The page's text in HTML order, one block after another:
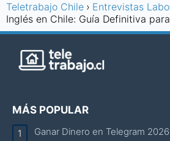
Teletrabajo Chile Entrevistas
Inglés en Chile: Guía Definitiva
MÁS POPULAR
Ganar Dinero en Telegram